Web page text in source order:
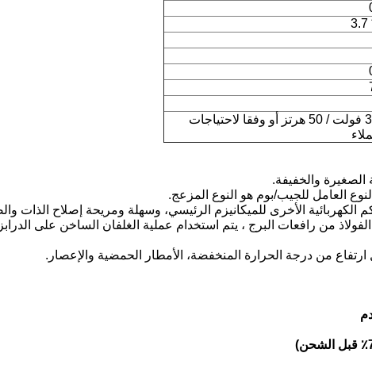
380 فولت / 50 هرتز أو وفقا لاحتياجات
من رافعات البرج ، يتم استخدام عملية الغلفان الساخن على